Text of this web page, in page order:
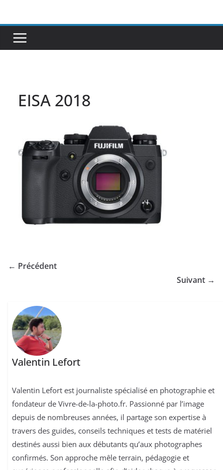
contenu
EISA 2018
← Précédent
Suivant →
Valentin Lefort
Valentin Lefort est journaliste spécialisé en photographie et
fondateur de Vivre-de-la-photo.fr. Passionné par l’image
depuis de nombreuses années, il partage son expertise à
travers des guides, conseils techniques et tests de matériel
destinés aussi bien aux débutants qu’aux photographes
confirmés. Son approche mêle terrain, pédagogie et